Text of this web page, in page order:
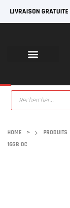
LIVRAISON GRATUITE
HOME > PRODUITS
16GB OC